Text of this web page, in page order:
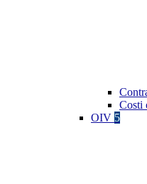
Costi
OIV 5